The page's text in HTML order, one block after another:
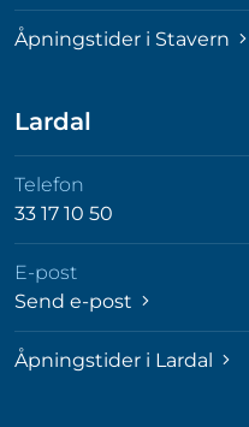
Åpningstider i Stavern
Lardal
Telefon
33 17 10 50
E-post
Send e-post
Åpningstider i Lardal